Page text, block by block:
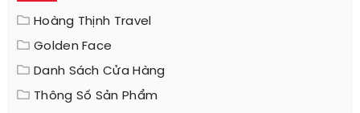
Hoàng Thịnh Travel
Golden Face
Danh Sách Cửa Hàng
Thông Số Sản Phẩm